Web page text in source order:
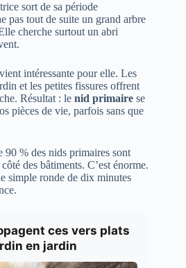
sort de sa période
pas tout de suite un grand arbre
cherche surtout un abri
intéressante pour elle. Les
et les petites fissures offrent
Résultat : le nid primaire se
pièces de vie, parfois sans que
90 % des nids primaires sont
des bâtiments. C’est énorme.
simple ronde de dix minutes
ces vers plats
en jardin